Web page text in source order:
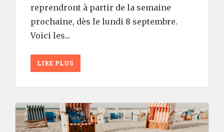
reprendront à partir de la semaine
prochaine, dès le lundi 8 septembre.
Voici les...
LIRE PLUS